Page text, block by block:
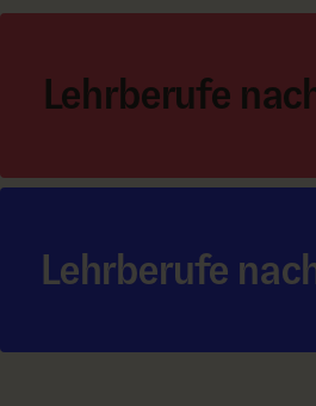
Lehrberufe
Lehrberufe